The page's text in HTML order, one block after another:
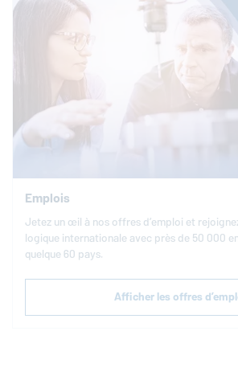
Emplois
Jetez un œil à nos offres d’emploi et
lo­gique in­ter­na­tio­nale avec près de 50 000
quelque 60 pays.
Afficher les offres